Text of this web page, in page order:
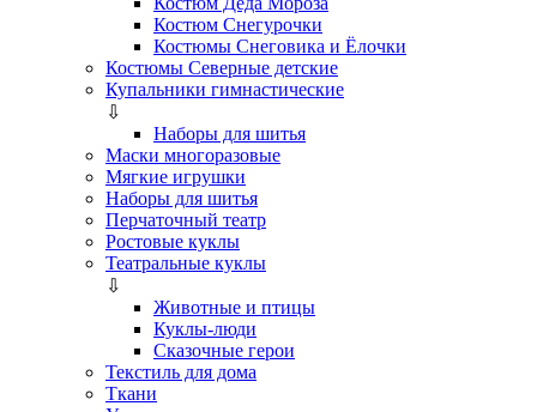
Костюм Снегурочки
Костюмы Снеговика и Ёлочки
Костюмы Северные детские
Купальники гимнастические
⇩
Наборы для шитья
Маски многоразовые
Мягкие игрушки
Наборы для шитья
Перчаточный театр
Ростовые куклы
Театральные куклы
⇩
Животные и птицы
Куклы-люди
Сказочные герои
Текстиль для дома
Ткани